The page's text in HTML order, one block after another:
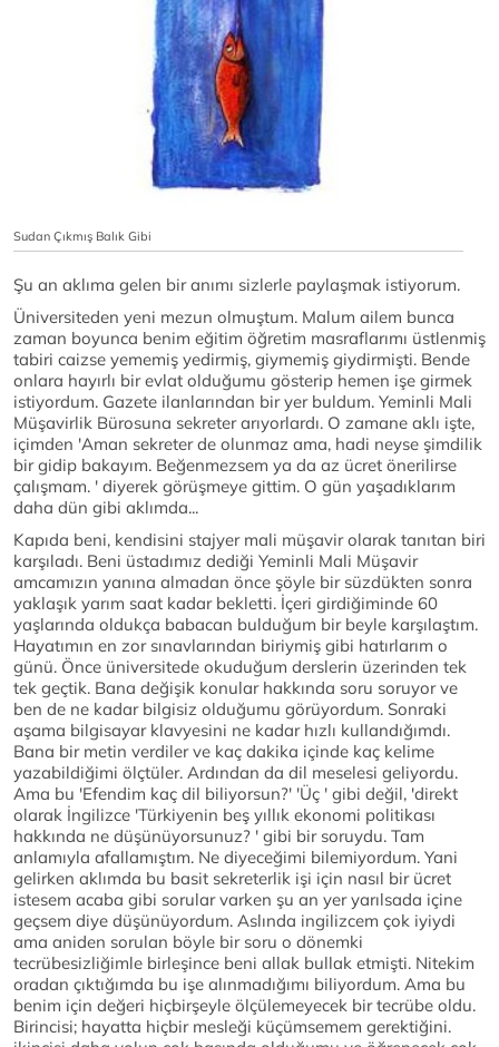
Sudan Çıkmış Balık Gibi
Şu an aklıma gelen bir anımı sizlerle paylaşmak istiyorum.
Üniversiteden yeni mezun olmuştum. Malum ailem bunca
zaman boyunca benim eğitim öğretim masraflarımı üstlenmiş
tabiri caizse yememiş yedirmiş, giymemiş giydirmişti. Bende
onlara hayırlı bir evlat olduğumu gösterip hemen işe girmek
istiyordum. Gazete ilanlarından bir yer buldum. Yeminli Mali
Müşavirlik Bürosuna sekreter arıyorlardı. O zamane aklı işte,
içimden 'Aman sekreter de olunmaz ama, hadi neyse şimdilik
bir gidip bakayım. Beğenmezsem ya da az ücret önerilirse
çalışmam. ' diyerek görüşmeye gittim. O gün yaşadıklarım
daha dün gibi aklımda...
Kapıda beni, kendisini stajyer mali müşavir olarak tanıtan biri
karşıladı. Beni üstadımız dediği Yeminli Mali Müşavir
amcamızın yanına almadan önce şöyle bir süzdükten sonra
yaklaşık yarım saat kadar bekletti. İçeri girdiğiminde 60
yaşlarında oldukça babacan bulduğum bir beyle karşılaştım.
Hayatımın en zor sınavlarından biriymiş gibi hatırlarım o
günü. Önce üniversitede okuduğum derslerin üzerinden tek
tek geçtik. Bana değişik konular hakkında soru soruyor ve
ben de ne kadar bilgisiz olduğumu görüyordum. Sonraki
aşama bilgisayar klavyesini ne kadar hızlı kullandığımdı.
Bana bir metin verdiler ve kaç dakika içinde kaç kelime
yazabildiğimi ölçtüler. Ardından da dil meselesi geliyordu.
Ama bu 'Efendim kaç dil biliyorsun?' 'Üç ' gibi değil, 'direkt
olarak İngilizce 'Türkiyenin beş yıllık ekonomi politikası
hakkında ne düşünüyorsunuz? ' gibi bir soruydu. Tam
anlamıyla afallamıştım. Ne diyeceğimi bilemiyordum. Yani
gelirken aklımda bu basit sekreterlik işi için nasıl bir ücret
istesem acaba gibi sorular varken şu an yer yarılsada içine
geçsem diye düşünüyordum. Aslında ingilizcem çok iyiydi
ama aniden sorulan böyle bir soru o dönemki
tecrübesizliğimle birleşince beni allak bullak etmişti. Nitekim
oradan çıktığımda bu işe alınmadığımı biliyordum. Ama bu
benim için değeri hiçbirşeyle ölçülemeyecek bir tecrübe oldu.
Birincisi; hayatta hiçbir mesleği küçümsemem gerektiğini.